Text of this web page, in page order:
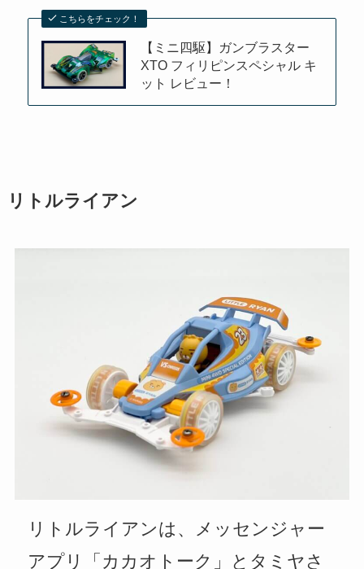
こちらをチェック！
【ミニ四駆】ガンブラスター
XTO フィリピンスペシャル キ
ット レビュー！
リトルライアン
リトルライアンは、メッセンジャー
アプリ「カカオトーク」とタミヤさ